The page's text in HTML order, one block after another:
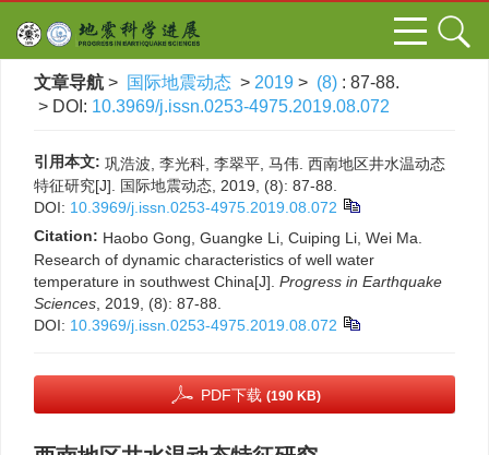
文章导航 > 国际地震动态 > 2019 > (8) : 87-88.
> DOI: 10.3969/j.issn.0253-4975.2019.08.072
引用本文: 巩浩波, 李光科, 李翠平, 马伟. 西南地区井水温动态
特征研究[J]. 国际地震动态, 2019, (8): 87-88.
DOI: 10.3969/j.issn.0253-4975.2019.08.072
Citation: Haobo Gong, Guangke Li, Cuiping Li, Wei Ma.
Research of dynamic characteristics of well water
temperature in southwest China[J]. Progress in Earthquake
Sciences , 2019, (8): 87-88.
DOI: 10.3969/j.issn.0253-4975.2019.08.072
PDF下载 (190 KB)